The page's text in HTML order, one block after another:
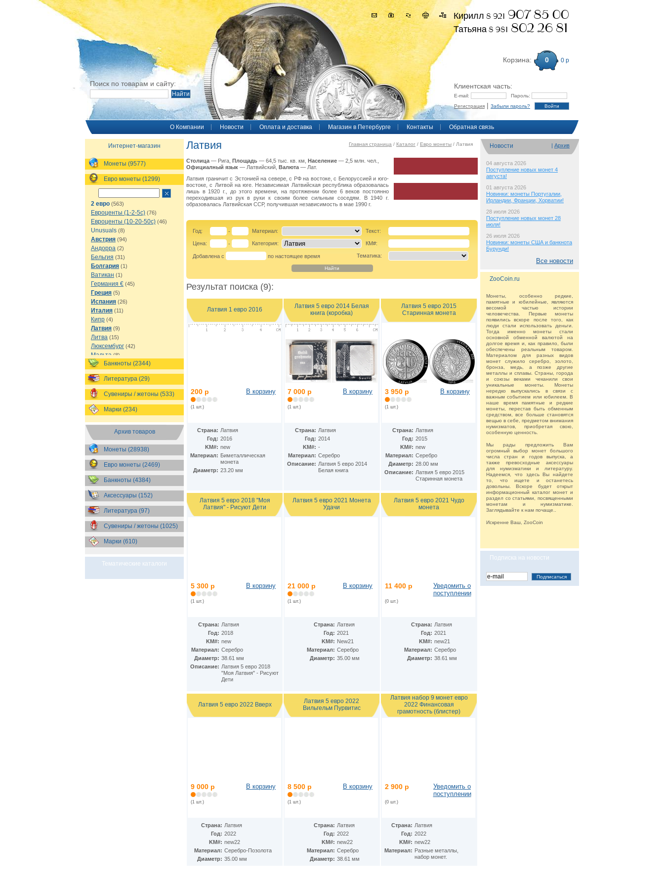
Поиск по товарам и сайту:
Кирилл 8 921 907 85 00
Татьяна 8 981 802 26 81
Корзина: 0 0 р
Клиентская часть:
E-mail:
Пароль:
Регистрация | Забыли пароль?
O Компании Новости Оплата и доставка Магазин в Петербурге Контакты Обратная связь
Интернет-магазин
Монеты (9577)
Евро монеты (1299)
2 евро (563)
Евроценты (1-2-5с) (76)
Евроценты (10-20-50с) (46)
Unusuals (8)
Австрия (94)
Андорра (2)
Бельгия (31)
Болгария (1)
Ватикан (1)
Германия € (45)
Греция (5)
Испания (26)
Италия (11)
Кипр (4)
Латвия (9)
Литва (15)
Люксембург (42)
Мальта (8)
Монако(8)
Нидерланды(21)
Португалия(67)
Сан-Марино(35)
Словакия(7)
Словения(8)
Финляндия(65)
Франция(91)
Эстония (10)
Банкноты (2344)
Литература (29)
Сувениры / жетоны (533)
Марки (234)
Архив товаров
Монеты (28938)
Евро монеты (2469)
Банкноты (4384)
Аксессуары (152)
Литература (97)
Сувениры / жетоны (1025)
Марки (610)
Тематические каталоги
Новости | Архив
04 августа 2026
Поступление новых монет 4
августа!
01 августа 2026
Новинки: монеты Португалии,
Ирландии, Франции, Хорватии!
28 июля 2026
Поступление новых монет 28
июля!
26 июля 2026
Новинки: монеты США и банкнота
Бурунди!
Все новости
ZooCoin.ru
Монеты, особенно редкие,
памятные и юбилейные, являются
весомой частью истории
человечества. Первые монеты
появились вскоре после того, как
люди стали использовать деньги.
Тогда именно монеты стали
основной обменной валютой на
долгое время и, как правило, были
обеспечены реальным товаром.
Материалом для разных видов
монет служило серебро, золото,
бронза, медь, а позже другие
металлы и сплавы. Страны, города
и союзы веками чеканили свои
уникальные монеты. Монеты
нередко выпускались в связи с
важным событием или юбилеем. В
наше время памятные и редкие
монеты, перестав быть обменным
средством, все больше становятся
вещью в себе, предметом внимания
нумизматов, приобретая свою,
особенную ценность.
Мы рады предложить Вам
огромный выбор монет большого
числа стран и годов выпуска, а
также превосходные аксессуары
для нумизматики и литературу.
Надеемся, что здесь Вы найдете
то, что ищете и останетесь
довольны. Вскоре будет открыт
информационный каталог монет и
раздел со статьями, посвященными
монетам и нумизматике.
Заглядывайте к нам почаще..
Искренне Ваш, ZooCoin
Подписка на новости
Главная страница / Каталог / Евро монеты / Латвия
Латвия
Столица — Рига, Площадь — 64,5 тыс. кв. км, Население — 2,5 млн. чел.,
Официалный язык — Латвийский, Валюта — Лат.
Латвия граничит с Эстонией на севере, с РФ на востоке, с Белоруссией и юго-
востоке, с Литвой на юге. Независимая Латвийская республика образовалась
лишь в 1920 г., до этого времени, на протяжении более 6 веков постоянно
переходившая из рук в руки к своим более сильным соседям. В 1940 г.
образовалась Латвийская ССР, получившая независимость в мае 1990 г.
Год: - Материал: Текст:
Цена: - Категория: КМ#:
Добавлена с по настоящее время Тематика:
Результат поиска (9):
Латвия 1 евро 2016
200 р
(1 шт.)
В корзину
Страна: Латвия
Год: 2016
KM#: new
Материал: Биметаллическая
монета
Диаметр: 23.20 мм
Латвия 5 евро 2014 Белая
книга (коробка)
7 000 р
(1 шт.)
В корзину
Страна: Латвия
Год: 2014
KM#: -
Материал: Серебро
Описание: Латвия 5 евро 2014
Белая книга
Латвия 5 евро 2015
Старинная монета
3 950 р
(1 шт.)
В корзину
Страна: Латвия
Год: 2015
KM#: new
Материал: Серебро
Диаметр: 28.00 мм
Описание: Латвия 5 евро 2015
Старинная монета
Латвия 5 евро 2018 "Моя
Латвия" - Рисуют Дети
5 300 р
(1 шт.)
В корзину
Страна: Латвия
Год: 2018
KM#: new
Материал: Серебро
Диаметр: 38.61 мм
Описание: Латвия 5 евро 2018
"Моя Латвия" - Рисуют
Дети
Латвия 5 евро 2021 Монета
Удачи
21 000 р
(1 шт.)
В корзину
Страна: Латвия
Год: 2021
KM#: New21
Материал: Серебро
Диаметр: 35.00 мм
Латвия 5 евро 2021 Чудо
монета
11 400 р
(0 шт.)
Уведомить о
поступлении
Страна: Латвия
Год: 2021
KM#: new21
Материал: Серебро
Диаметр: 38.61 мм
Латвия 5 евро 2022 Вверх
9 000 р
(1 шт.)
В корзину
Страна: Латвия
Год: 2022
KM#: new22
Материал: Серебро-Позолота
Диаметр: 35.00 мм
Латвия 5 евро 2022
Вильгельм Пурвитис
8 500 р
(1 шт.)
В корзину
Страна: Латвия
Год: 2022
KM#: new22
Материал: Серебро
Диаметр: 38.61 мм
Латвия набор 9 монет евро
2022 Финансовая
грамотность (блистер)
2 900 р
(0 шт.)
Уведомить о
поступлении
Страна: Латвия
Год: 2022
KM#: new22
Материал: Разные металлы,
набор монет.